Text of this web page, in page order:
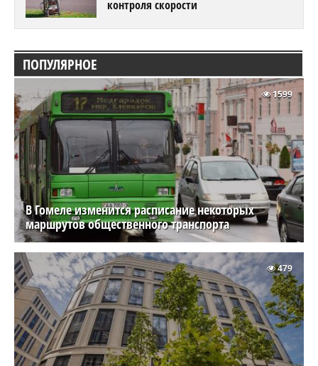
контроля скорости
ПОПУЛЯРНОЕ
В Гомеле изменится расписание некоторых
маршрутов общественного транспорта
1599
479